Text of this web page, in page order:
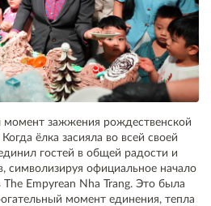
момент зажжения рождественской
ёлка засияла во всей своей
гостей в общей радости и
символизируя официальное начало
The Empyrean Nha Trang. Это была
момент единения, тепла